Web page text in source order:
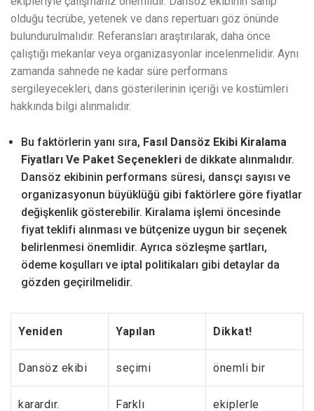
olduğu tecrübe, yetenek ve dans repertuarı göz önünde
bulundurulmalıdır. Referansları araştırılarak, daha önce
çalıştığı mekanlar veya organizasyonlar incelenmelidir. Aynı
zamanda sahnede ne kadar süre performans
sergileyecekleri, dans gösterilerinin içeriği ve kostümleri
hakkında bilgi alınmalıdır.
Bu faktörlerin yanı sıra, Fasıl Dansöz Ekibi Kiralama
Fiyatları Ve Paket Seçenekleri de dikkate alınmalıdır.
Dansöz ekibinin performans süresi, dansçı sayısı ve
organizasyonun büyüklüğü gibi faktörlere göre fiyatlar
değişkenlik gösterebilir. Kiralama işlemi öncesinde
fiyat teklifi alınması ve bütçenize uygun bir seçenek
belirlenmesi önemlidir. Ayrıca sözleşme şartları,
ödeme koşulları ve iptal politikaları gibi detaylar da
gözden geçirilmelidir.
Yeniden Yapılan Dikkat!
Dansöz ekibi seçimi önemli bir
karardır. Farklı ekiplerle